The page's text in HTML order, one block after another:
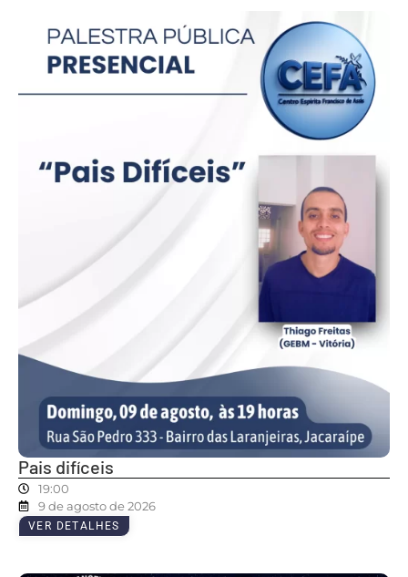
Pais difíceis
19:00
9 de agosto de 2026
VER DETALHES